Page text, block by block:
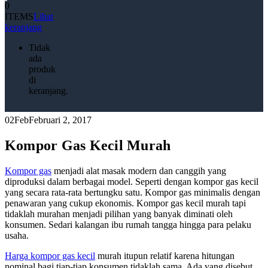
0
ITEMSLihat
keranjang
Tidak
ada
produk
di
keranjang.
02FebFebruari 2, 2017
Kompor Gas Kecil Murah
Kompor gas menjadi alat masak modern dan canggih yang
diproduksi dalam berbagai model. Seperti dengan kompor gas kecil
yang secara rata-rata bertungku satu. Kompor gas minimalis dengan
penawaran yang cukup ekonomis. Kompor gas kecil murah tapi
tidaklah murahan menjadi pilihan yang banyak diminati oleh
konsumen. Sedari kalangan ibu rumah tangga hingga para pelaku
usaha.
Harga kompor gas kecil murah itupun relatif karena hitungan